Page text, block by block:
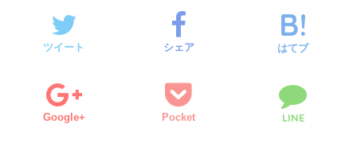
ツイート シェア はてブ
Google+ Pocket LINE